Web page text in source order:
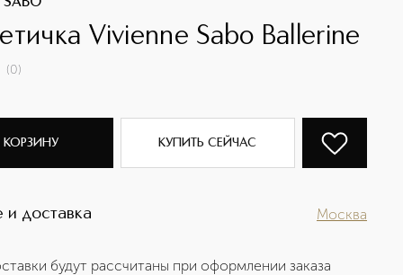
Vivienne Sabo Ballerine
(0)
КОРЗИНУ КУПИТЬ СЕЙЧАС
и доставка Москва
будут рассчитаны при оформлении заказа